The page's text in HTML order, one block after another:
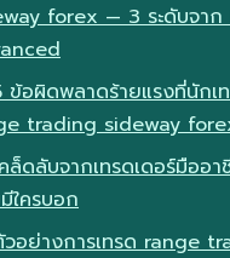
forex — 3 ระดับจาก
ข้อผิดพลาดร้ายแรงที่นักเท
trading sideway
ล็ดลับจากเทรดเดอร์มืออ
ใครบอก
อย่างการเทรด range